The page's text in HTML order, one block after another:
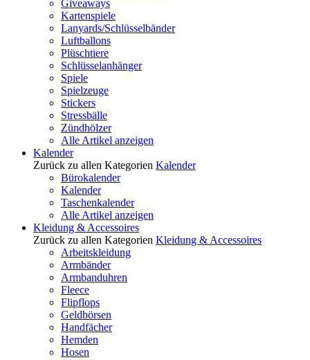
Giveaways
Kartenspiele
Lanyards/Schlüsselbänder
Luftballons
Plüschtiere
Schlüsselanhänger
Spiele
Spielzeuge
Stickers
Stressbälle
Zündhölzer
Alle Artikel anzeigen
Kalender
Zurück zu allen Kategorien Kalender
Bürokalender
Kalender
Taschenkalender
Alle Artikel anzeigen
Kleidung & Accessoires
Zurück zu allen Kategorien Kleidung & Accessoires
Arbeitskleidung
Armbänder
Armbanduhren
Fleece
Flipflops
Geldbörsen
Handfächer
Hemden
Hosen